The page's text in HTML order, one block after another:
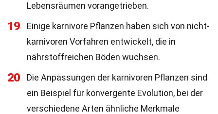
Lebensräumen vorangetrieben.
19
Einige karnivore Pflanzen haben sich von nicht-
karnivoren Vorfahren entwickelt, die in
nährstoffreichen Böden wuchsen.
20
Die Anpassungen der karnivoren Pflanzen sind
ein Beispiel für konvergente Evolution, bei der
verschiedene Arten ähnliche Merkmale